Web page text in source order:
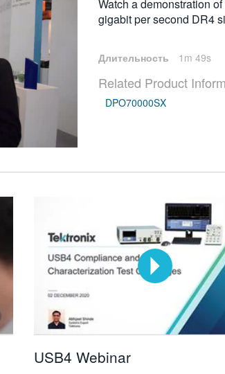
Watch a demonstration
gigabit per second DR4
Длительность 1m 49s
Related Product
DPO70000SX
USB4 Webinar